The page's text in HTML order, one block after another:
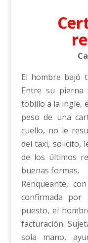
El hombre bajó
Entre su pierna
tobillo a la ingle,
peso de una
cuello, no le
del taxi, solícito,
de los últimos
buenas formas.
Renqueante,
confirmada por
puesto, el
facturación.
sola mano,